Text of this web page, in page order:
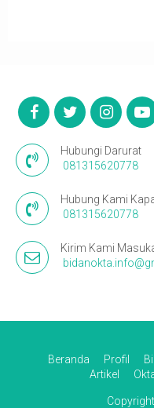
Hubungi Darurat
081315620778
Hubung Kami
081315620778
Kirim Kami
Beranda Profil
Artikel